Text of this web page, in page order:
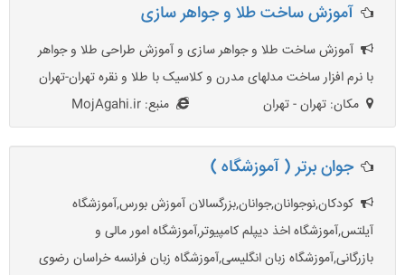
آموزش ساخت طلا و جواهر سازی
آموزش ساخت طلا و جواهر سازی و آموزش طراحی طلا و جواهر
با نرم افزار ساخت مدلهای مدرن و کلاسیک با طلا و نقره تهران-تهران
مکان: تهران - تهران
منبع: MojAgahi.ir
جوان برتر ( آموزشگاه )
کودکان,نوجوانان,جوانان,بزرگسالان آموزش بورس,آموزشگاه
آیلتس,آموزشگاه اخذ ديپلم كامپيوتر,آموزشگاه امور مالی و
بازرگانی,آموزشگاه زبان انگلیسی,آموزشگاه زبان فرانسه خراسان رضوی